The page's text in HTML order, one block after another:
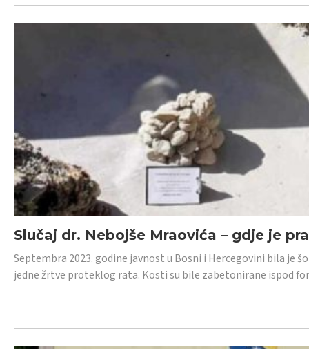
Slučaj dr. Nebojše Mraovića – gdje je
Septembra 2023. godine javnost u Bosni i Hercegovini bila je
jedne žrtve proteklog rata. Kosti su bile zabetonirane ispod